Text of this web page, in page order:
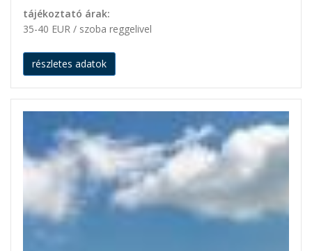
tájékoztató árak:
35-40 EUR / szoba reggelivel
részletes adatok